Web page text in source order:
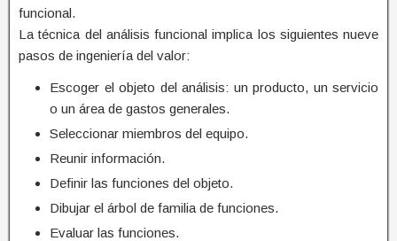
funcional.
La técnica del análisis funcional implica los siguientes nueve
pasos de ingeniería del valor:
Escoger el objeto del análisis: un producto, un servicio
o un área de gastos generales.
Seleccionar miembros del equipo.
Reunir información.
Definir las funciones del objeto.
Dibujar el árbol de familia de funciones.
Evaluar las funciones.